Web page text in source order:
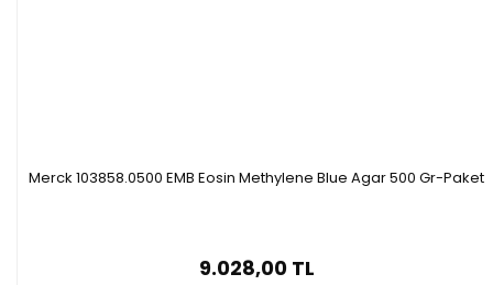
Merck 103858.0500 EMB Eosin Methylene Blue Agar 500 Gr-Paket
9.028,00 TL